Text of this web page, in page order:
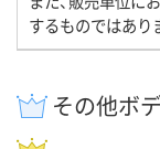
するものではあり
その他ボ